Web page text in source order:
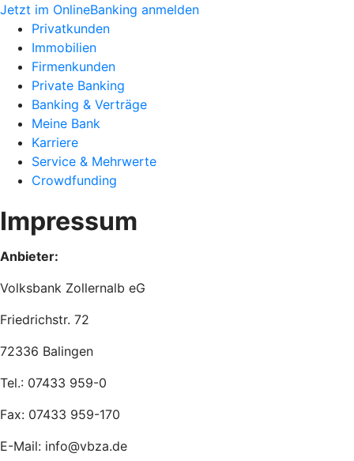
Jetzt im OnlineBanking anmelden
Privatkunden
Immobilien
Firmenkunden
Private Banking
Banking & Verträge
Meine Bank
Karriere
Service & Mehrwerte
Crowdfunding
Impressum
Anbieter:
Volksbank Zollernalb eG
Friedrichstr. 72
72336 Balingen
Tel.: 07433 959-0
Fax: 07433 959-170
E-Mail: info@vbza.de